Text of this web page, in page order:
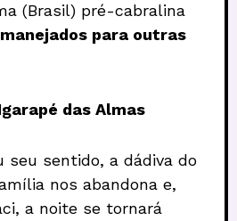
(Brasil) pré-cabralina
para outras
das Almas
seu sentido, a dádiva do
nos abandona e,
a noite se tornará